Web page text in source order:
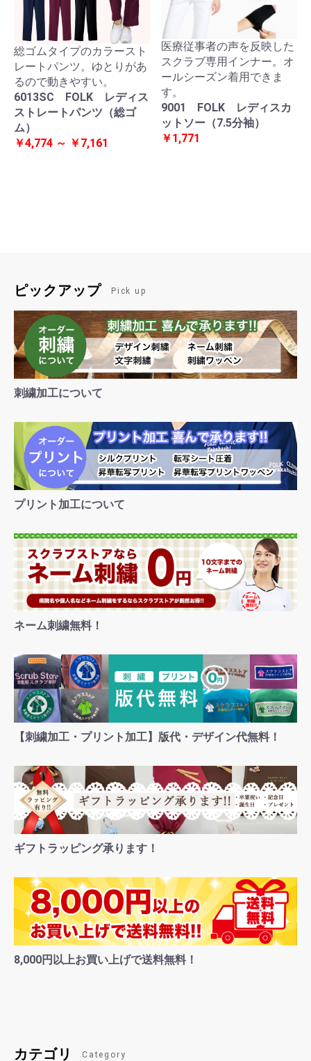
総ゴムタイプのカラースト
レートパンツ。ゆとりがあ
るので動きやすい。
6013SC FOLK レディス
ストレートパンツ（総ゴ
ム）
￥4,774 ～ ￥7,161
医療従事者の声を反映した
スクラブ専用インナー。オ
ールシーズン着用できま
す。
9001 FOLK レディスカ
ットソー（7.5分袖）
￥1,771
ピックアップ Pick up
刺繍加工について
プリント加工について
ネーム刺繍無料！
【刺繍加工・プリント加工】版代・デザイン代無料！
ギフトラッピング承ります！
8,000円以上お買い上げで送料無料！
カテゴリ Category